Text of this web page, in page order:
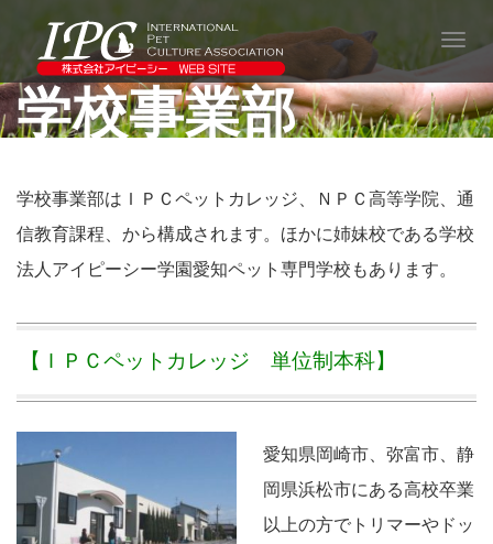
T
o
g
g
l
a
i
i
学校事業部
学校事業部はＩＰＣペットカレッジ、ＮＰＣ高等学院、通
信教育課程、から構成されます。ほかに姉妹校である学校
法人アイピーシー学園愛知ペット専門学校もあります。
【ＩＰＣペットカレッジ 単位制本科】
愛知県岡崎市、弥富市、静
岡県浜松市にある高校卒業
以上の方でトリマーやドッ